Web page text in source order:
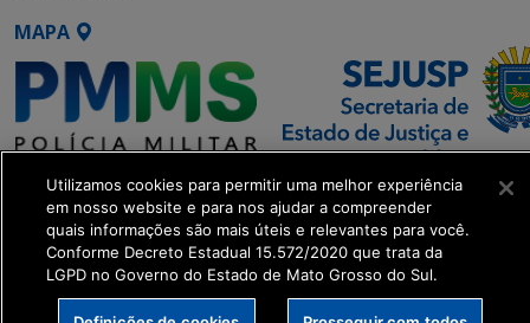
MAPA
SETDIG | Secretaria-Executiva
de Transformação Digital
get_footer();
Utilizamos cookies para permitir uma melhor experiência
em nosso website e para nos ajudar a compreender
quais informações são mais úteis e relevantes para você.
Conforme Decreto Estadual 15.572/2020 que trata da
LGPD no Governo do Estado de Mato Grosso do Sul.